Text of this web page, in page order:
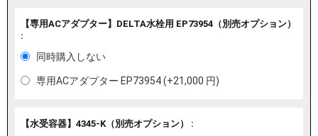
【専用ACアダプター】DELTA水栓用 EP73954（別売オプション）
:
同時購入しない
専用ACアダプター EP73954 (+21,000 円)
【水受容器】4345-K（別売オプション） :